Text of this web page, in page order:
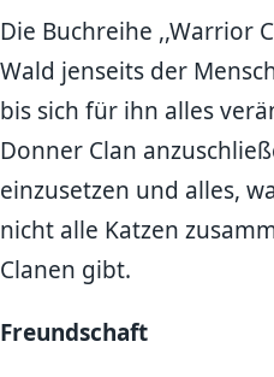
Die Buchreihe ,,Warrior
Wald jenseits der
bis sich für ihn alles
Donner Clan
einzusetzen und alles,
nicht alle Katzen
Clanen gibt.
Freundschaft